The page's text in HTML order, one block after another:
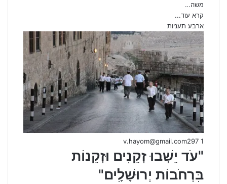
משה…
קרא עוד...
ארבע תעניות
v.hayom@gmail.com 1
"עֹד יֵשְׁבוּ זְקֵנִים וּזְקֵנוֹת
בִּרְחֹבוֹת יְרוּשָׁלִָים"